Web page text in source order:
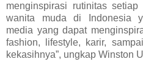
menginspirasi rutinitas
wanita muda di Indonesia
media yang dapat
fashion, lifestyle, karir,
kekasihnya”, ungkap Winston